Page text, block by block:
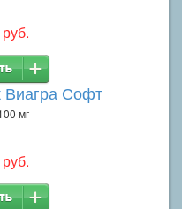
руб.
Виагра Софт
мг
руб.